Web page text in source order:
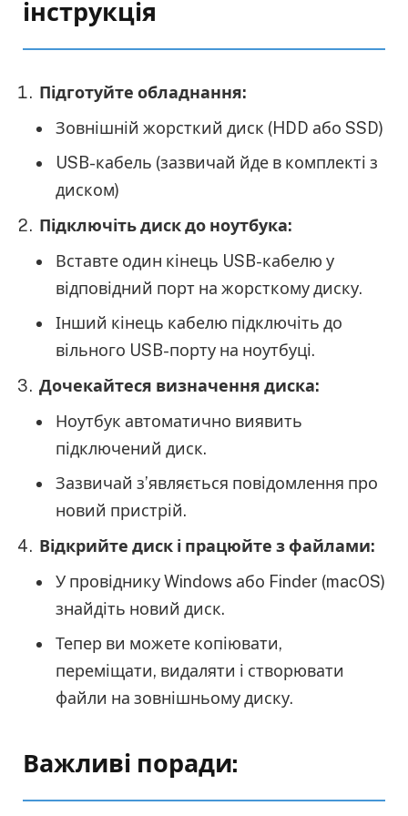
інструкція
Підготуйте обладнання:
Зовнішній жорсткий диск (HDD або SSD)
USB-кабель (зазвичай йде в комплекті з
диском)
Підключіть диск до ноутбука:
Вставте один кінець USB-кабелю у
відповідний порт на жорсткому диску.
Інший кінець кабелю підключіть до
вільного USB-порту на ноутбуці.
Дочекайтеся визначення диска:
Ноутбук автоматично виявить
підключений диск.
Зазвичай з’являється повідомлення про
новий пристрій.
Відкрийте диск і працюйте з файлами:
У провіднику Windows або Finder (macOS)
знайдіть новий диск.
Тепер ви можете копіювати,
переміщати, видаляти і створювати
файли на зовнішньому диску.
Важливі поради: